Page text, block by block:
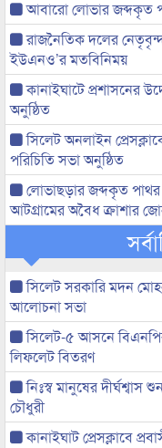
আবারো লোভার জব্দকৃত
রাজনৈতিক দলের
ইউএনও’র মতবিনিময়
কানাইঘাটে প্রশাসনের
অনুষ্ঠিত
সিলেট অনলাইন
পরিচিতি সভা অনুষ্ঠিত
লোভাছড়ার জব্দকৃত পাথর
আটগ্রামের অবৈধ ক্রাশার
সিলেট সরকারি মদন
আলোচনা সভা
সিলেট-৫ আসনে
লিফলেট বিতরণ
নিঃস্ব মানুষের
চৌধুরী
কানাইঘাট প্রেসক্লাবে